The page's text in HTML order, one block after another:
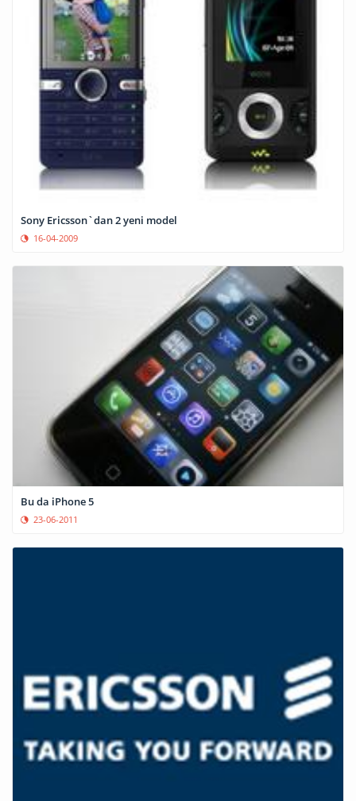
Sony Ericsson`dan 2 yeni model
16-04-2009
Bu da iPhone 5
23-06-2011